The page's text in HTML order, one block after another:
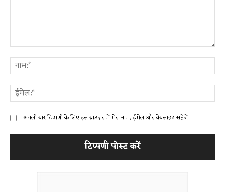
अगली बार टिप्पणी के लिए इस ब्राउज़र में मेरा नाम, ईमेल और वेबसाइट सहेजें